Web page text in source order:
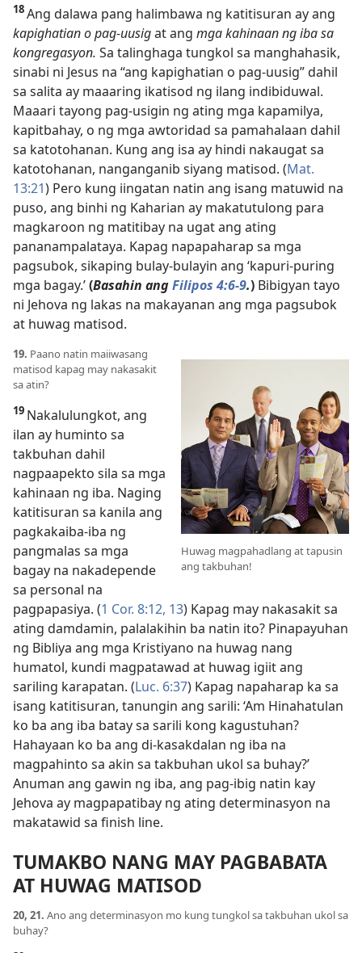
18Ang dalawa pang halimbawa ng katitisuran ay ang
kapighatian o pag-uusigat ang mga kahinaan ng iba sa
kongregasyon. Sa talinghaga tungkol sa manghahasik,
sinabi ni Jesus na “ang kapighatian o pag-uusig” dahil
sa salita ay maaaring ikatisod ng ilang indibiduwal.
Maaari tayong pag-usigin ng ating mga kapamilya,
kapitbahay, o ng mga awtoridad sa pamahalaan dahil
sa katotohanan. Kung ang isa ay hindi nakaugat sa
katotohanan, nanganganib siyang matisod. (Mat.
13:21) Pero kung iingatan natin ang isang matuwid na
puso, ang binhi ng Kaharian ay makatutulong para
magkaroon ng matitibay na ugat ang ating
pananampalataya. Kapag napapaharap sa mga
pagsubok, sikaping bulay-bulayin ang ‘kapuri-puring
mga bagay.’(Basahin angFilipos 4:6-9.) Bibigyan tayo
ni Jehova ng lakas na makayanan ang mga pagsubok
at huwag matisod.
Huwag magpahadlang at tapusin
ang takbuhan!
19. Paano natin maiiwasang
matisod kapag may nakasakit
sa atin?
19 Nakalulungkot, ang
ilan ay huminto sa
takbuhan dahil
nagpaapekto sila sa mga
kahinaan ng iba. Naging
katitisuran sa kanila ang
pagkakaiba-iba ng
pangmalas sa mga
bagay na nakadepende
sa personal na
pagpapasiya. (1 Cor. 8:12, 13) Kapag may nakasakit sa
ating damdamin, palalakihin ba natin ito? Pinapayuhan
ng Bibliya ang mga Kristiyano na huwag nang
humatol, kundi magpatawad at huwag igiit ang
sariling karapatan. (Luc. 6:37) Kapag napaharap ka sa
isang katitisuran, tanungin ang sarili: ‘Am Hinahatulan
ko ba ang iba batay sa sarili kong kagustuhan?
Hahayaan ko ba ang di-kasakdalan ng iba na
magpahinto sa akin sa takbuhan ukol sa buhay?’
Anuman ang gawin ng iba, ang pag-ibig natin kay
Jehova ay magpapatibay ng ating determinasyon na
makatawid sa finish line.
TUMAKBO NANG MAY PAGBABATA
AT HUWAG MATISOD
20, 21. Ano ang determinasyon mo kung tungkol sa takbuhan ukol sa
buhay?